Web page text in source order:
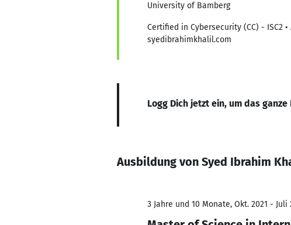
University of Bamberg
Certified in Cybersecurity (CC) - ISC2
syedibrahimkhalil.com
Logg Dich jetzt ein, um das
Ausbildung von Syed Ibrahim
3 Jahre und 10 Monate, Okt. 2021 - Juli